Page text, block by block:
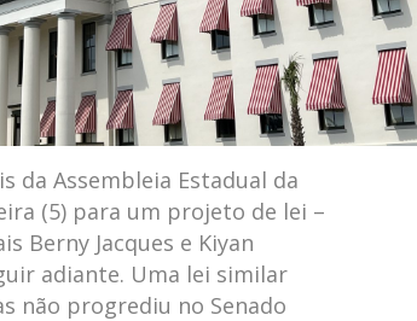
da Assembleia Estadual da
(5) para um projeto de lei –
Berny Jacques e Kiyan
adiante. Uma lei similar
não progrediu no Senado